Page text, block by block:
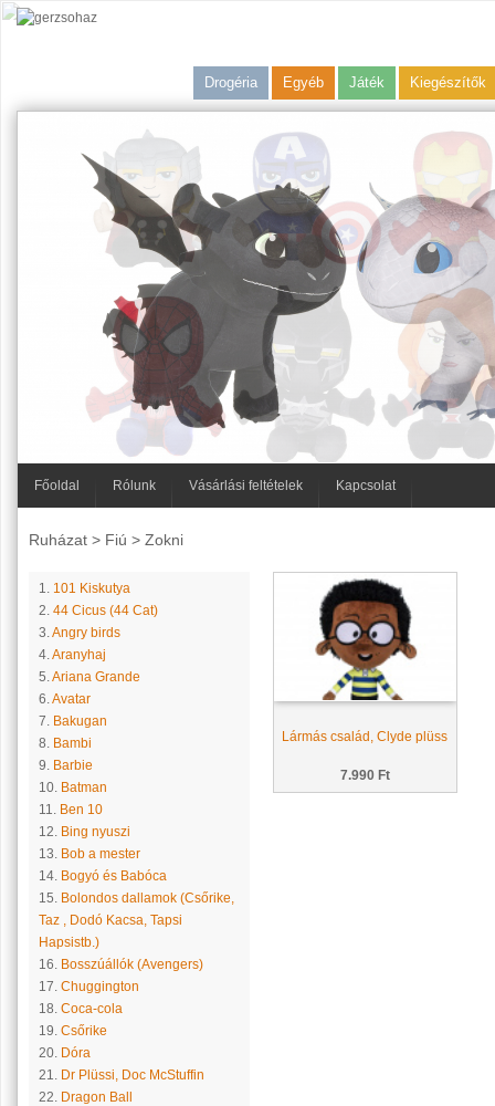
Drogéria Egyéb Játék Kiegészítők
Főoldal Rólunk Vásárlási feltételek Kapcsolat
Ruházat> Fiú > Zokni
1. 101 Kiskutya
2. 44 Cicus (44 Cat)
3.Angry birds
4.Aranyhaj
5.Ariana Grande
6.Avatar
7. Bakugan
8. Bambi
9. Barbie
10. Batman
11. Ben 10
12. Bing nyuszi
13. Bob a mester
14. Bogyó és Babóca
15. Bolondos dallamok (Csőrike,
Taz , Dodó Kacsa, Tapsi
Hapsistb.)
16. Bosszúállók (Avengers)
17. Chuggington
18. Coca-cola
19. Csőrike
20. Dóra
21. Dr Plüssi, Doc McStuffin
22. Dragon Ball
Lármás család, Clyde plüss
7.990 Ft